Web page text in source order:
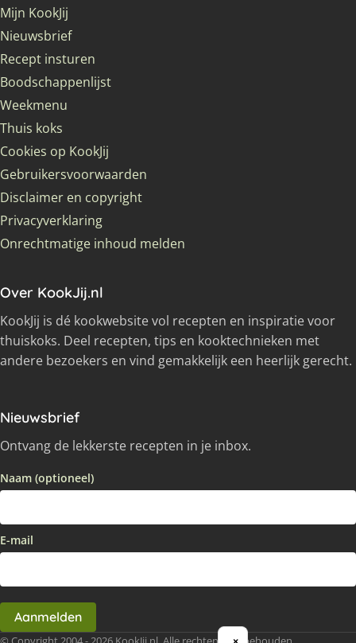
Mijn KookJij
Nieuwsbrief
Recept insturen
Boodschappenlijst
Weekmenu
Thuis koks
Cookies op KookJij
Gebruikersvoorwaarden
Disclaimer en copyright
Privacyverklaring
Onrechtmatige inhoud melden
Over KookJij.nl
KookJij is dé kookwebsite vol recepten en inspiratie voor
thuiskoks. Deel recepten, tips en kooktechnieken met
andere bezoekers en vind gemakkelijk een heerlijk gerecht.
Nieuwsbrief
Ontvang de lekkerste recepten in je inbox.
Naam (optioneel)
E-mail
Aanmelden